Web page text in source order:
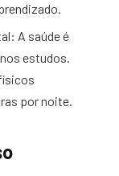
A saúde é
estudos.
por noite.